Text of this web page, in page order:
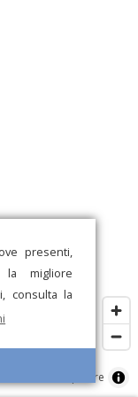
presenti,
la migliore
consulta la
MapLibre